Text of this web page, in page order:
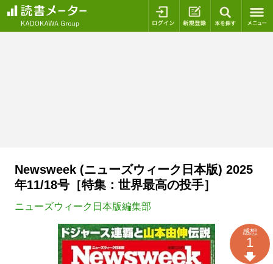
ログイン 新規登録
Newsweek (ニューズウィーク日本版) 2025
年11/18号［特集：世界最高の投手］
ニューズウィーク日本版編集部
感想
1